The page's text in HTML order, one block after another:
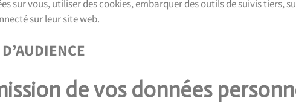
sur vous, utiliser des cookies, embarquer des outils de suivis tiers,
sur leur site web.
de vos données